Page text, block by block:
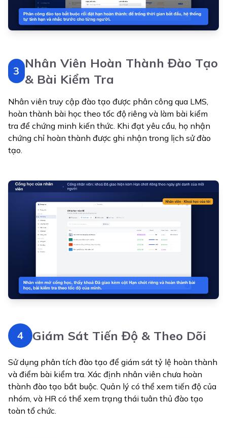
3
Nhân Viên Hoàn Thành Đào Tạo
& Bài Kiểm Tra
Nhân viên truy cập đào tạo được phân công qua LMS,
hoàn thành bài học theo tốc độ riêng và làm bài kiểm
tra để chứng minh kiến thức. Khi đạt yêu cầu, họ nhận
chứng chỉ hoàn thành được ghi nhận trong lịch sử đào
tạo.
4 Giám Sát Tiến Độ & Theo Dõi
Sử dụng phân tích đào tạo để giám sát tỷ lệ hoàn thành
và điểm bài kiểm tra. Xác định nhân viên chưa hoàn
thành đào tạo bắt buộc. Quản lý có thể xem tiến độ của
nhóm, và HR có thể xem trạng thái tuân thủ đào tạo
toàn tổ chức.